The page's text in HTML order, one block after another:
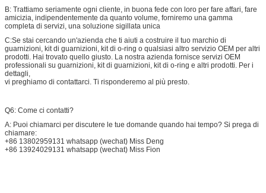
B: Trattiamo seriamente ogni cliente, in buona fede con loro per fare affari, fare
amicizia, indipendentemente da quanto volume, forniremo una gamma
completa di servizi, una soluzione sigillata unica
C:Se stai cercando un'azienda che ti aiuti a costruire il tuo marchio di
guarnizioni, kit di guarnizioni, kit di o-ring o qualsiasi altro servizio OEM per altri
prodotti. Hai trovato quello giusto. La nostra azienda fornisce servizi OEM
professionali su guarnizioni, kit di guarnizioni, kit di o-ring e altri prodotti. Per i
dettagli,
vi preghiamo di contattarci. Ti risponderemo al più presto.
Q6: Come ci contatti?
A: Puoi chiamarci per discutere le tue domande quando hai tempo? Si prega di
chiamare:
+86 13802959131 whatsapp (wechat) Miss Deng
+86 13924029131 whatsapp (wechat) Miss Fion